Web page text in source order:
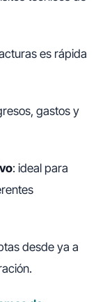
es rápida
gastos y
: ideal para
desde ya a